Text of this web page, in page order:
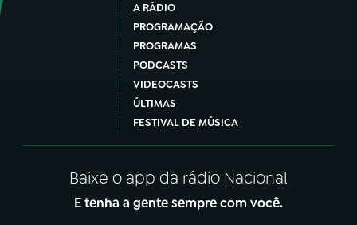
A RÁDIO
PROGRAMAÇÃO
PROGRAMAS
PODCASTS
VIDEOCASTS
ÚLTIMAS
FESTIVAL DE MÚSICA
Baixe o app da rádio Nacional
E tenha a gente sempre com você.